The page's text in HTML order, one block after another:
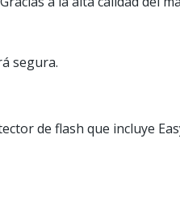
segura.
de flash que incluye